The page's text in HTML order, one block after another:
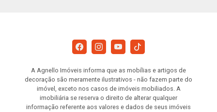
A Agnello Imóveis informa que as mobílias e artigos de
decoração são meramente ilustrativos - não fazem parte do
imóvel, exceto nos casos de imóveis mobiliados. A
imobiliária se reserva o direito de alterar qualquer
informação referente aos valores e dados de seus imóveis